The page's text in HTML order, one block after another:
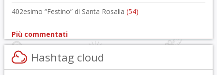
402esimo “Festino” di Santa Rosalia (54)
Più commentati
Hashtag cloud